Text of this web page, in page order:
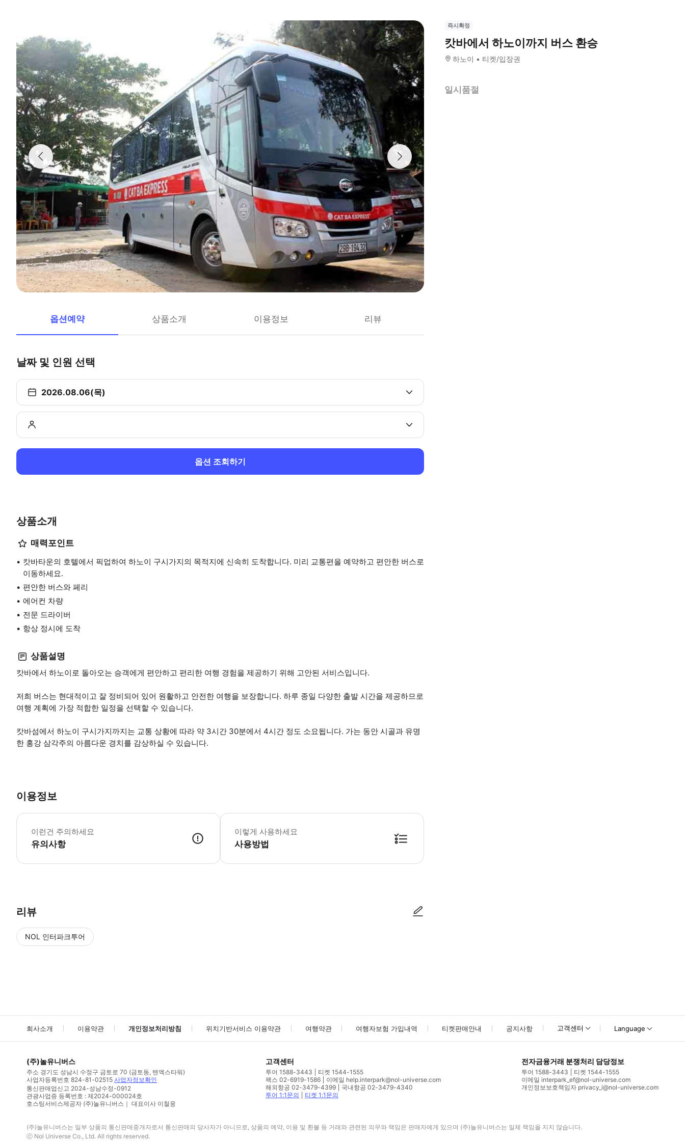
옵션예약 상품소개 이용정보 리뷰
날짜 및 인원 선택
2026.08.06(목)
옵션 조회하기
상품소개
매력포인트
캇바타운의 호텔에서 픽업하여 하노이 구시가지의 목적지에 신속히 도착합니다. 미리 교통편을 예약하고 편안한 버스로
이동하세요.
편안한 버스와 페리
에어컨 차량
전문 드라이버
항상 정시에 도착
상품설명
캇바에서 하노이로 돌아오는 승객에게 편안하고 편리한 여행 경험을 제공하기 위해 고안된 서비스입니다.
저희 버스는 현대적이고 잘 정비되어 있어 원활하고 안전한 여행을 보장합니다. 하루 종일 다양한 출발 시간을 제공하므로
여행 계획에 가장 적합한 일정을 선택할 수 있습니다.
캇바섬에서 하노이 구시가지까지는 교통 상황에 따라 약 3시간 30분에서 4시간 정도 소요됩니다. 가는 동안 시골과 유명
한 홍강 삼각주의 아름다운 경치를 감상하실 수 있습니다.
이용정보
이런건 주의하세요
유의사항
* 소요시간 : 210분 (옵션에 따라 소요 시간이 다를 수 있으니, 예약 시 확인 부탁드립니다.)
이렇게 사용하세요
사용방법
리뷰
NOL 인터파크투어
즉시확정
캇바에서 하노이까지 버스 환승
하노이 티켓/입장권
일시품절
회사소개 이용약관 개인정보처리방침 위치기반서비스 이용약관 여행약관 여행자보험 가입내역 티켓판매안내 공지사항 고객센터 Language
(주)놀유니버스
주소 경기도 성남시 수정구 금토로 70 (금토동, 텐엑스타워)
사업자등록번호 824-81-02515 사업자정보확인
통신판매업신고 2024-성남수정-0912
관광사업증 등록번호 : 제2024-000024호
호스팅서비스제공자 (주)놀유니버스｜ 대표이사 이철웅
고객센터
투어 1588-3443
티켓 1544-1555
팩스 02-6919-1586
이메일 help.interpark@nol-universe.com
해외항공 02-3479-4399
국내항공 02-3479-4340
투어 1:1문의
티켓 1:1문의
전자금융거래 분쟁처리 담당정보
투어 1588-3443
티켓 1544-1555
이메일 interpark_ef@nol-universe.com
개인정보보호책임자 privacy_i@nol-universe.com
(주)놀유니버스는 일부 상품의 통신판매중개자로서 통신판매의 당사자가 아니므로, 상품의 예약, 이용 및 환불 등 거래와 관련된 의무와 책임은 판매자에게 있으며 (주)놀유니버스는 일체 책임을 지지 않습니다.
ⓒ Nol Universe Co., Ltd. All rights reserved.